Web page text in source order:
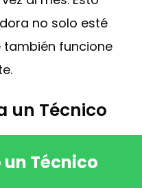
no solo esté
también funcione
un Técnico
con persistentes
Técnico